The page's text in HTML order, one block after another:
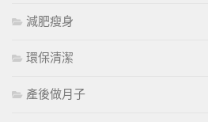
減肥瘦身
環保清潔
產後做月子